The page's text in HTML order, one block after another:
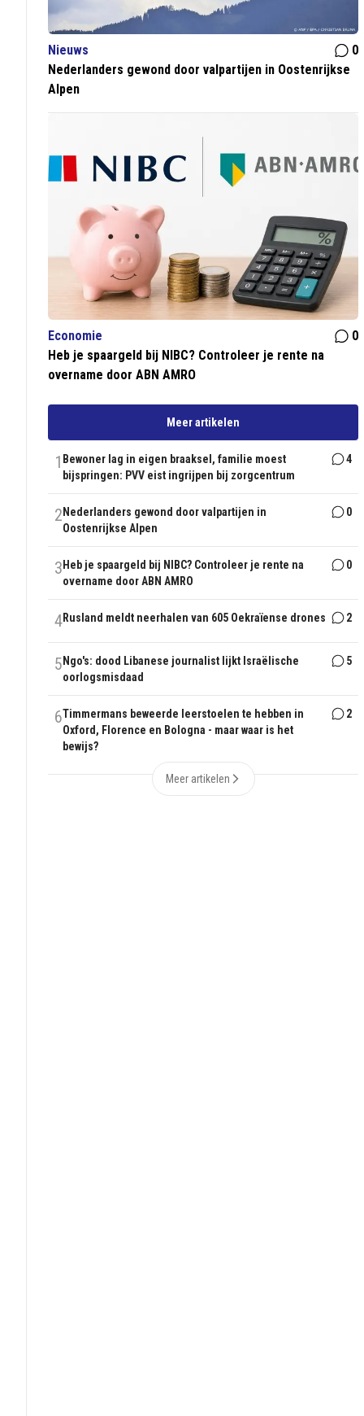
Nieuws
0
Nederlanders gewond door valpartijen in Oostenrijkse
Alpen
Economie
0
Heb je spaargeld bij NIBC? Controleer je rente na
overname door ABN AMRO
Meer artikelen
1 Bewoner lag in eigen braaksel, familie moest
bijspringen: PVV eist ingrijpen bij zorgcentrum
4
2 Nederlanders gewond door valpartijen in
Oostenrijkse Alpen
0
3 Heb je spaargeld bij NIBC? Controleer je rente na
overname door ABN AMRO
0
4Rusland meldt neerhalen van 605 Oekraïense drones 2
5 Ngo's: dood Libanese journalist lijkt Israëlische
oorlogsmisdaad
5
6Timmermans beweerde leerstoelen te hebben in
Oxford, Florence en Bologna - maar waar is het
bewijs?
2
Meer artikelen